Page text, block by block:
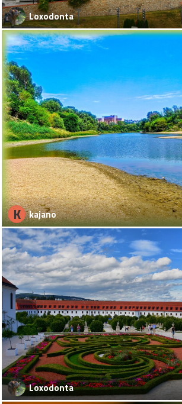
Loxodonta
K kajano
Loxodonta